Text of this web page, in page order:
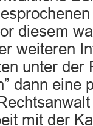
diesem
weiteren
unter der
dann eine
mit der